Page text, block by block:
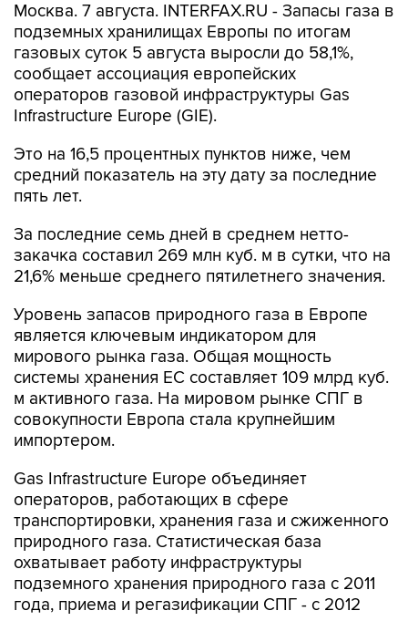
Москва. 7 августа. INTERFAX.RU - Запасы газа в
подземных хранилищах Европы по итогам
газовых суток 5 августа выросли до 58,1%,
сообщает ассоциация европейских
операторов газовой инфраструктуры Gas
Infrastructure Europe (GIE).
Это на 16,5 процентных пунктов ниже, чем
средний показатель на эту дату за последние
пять лет.
За последние семь дней в среднем нетто-
закачка составил 269 млн куб. м в сутки, что на
21,6% меньше среднего пятилетнего значения.
Уровень запасов природного газа в Европе
является ключевым индикатором для
мирового рынка газа. Общая мощность
системы хранения ЕС составляет 109 млрд куб.
м активного газа. На мировом рынке СПГ в
совокупности Европа стала крупнейшим
импортером.
Gas Infrastructure Europe объединяет
операторов, работающих в сфере
транспортировки, хранения газа и сжиженного
природного газа. Статистическая база
охватывает работу инфраструктуры
подземного хранения природного газа с 2011
года, приема и регазификации СПГ - с 2012